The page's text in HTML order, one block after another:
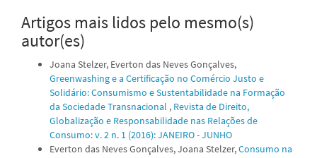
Artigos mais lidos pelo mesmo(s)
autor(es)
Joana Stelzer, Everton das Neves Gonçalves,
Greenwashing e a Certificação no Comércio Justo e
Solidário: Consumismo e Sustentabilidade na Formação
da Sociedade Transnacional , Revista de Direito,
Globalização e Responsabilidade nas Relações de
Consumo: v. 2 n. 1 (2016): JANEIRO - JUNHO
Everton das Neves Gonçalves, Joana Stelzer,Consumo na